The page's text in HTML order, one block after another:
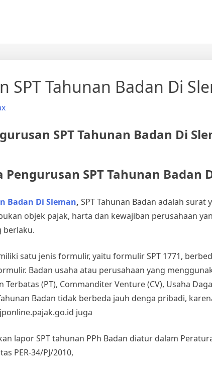
SPT Tahunan Badan Di
Pengurusan SPT Tahunan Badan
Badan Di Sleman, SPT Tahunan Badan adalah
objek pajak, harta dan kewajiban perusahaan
berlaku.
satu jenis formulir, yaitu formulir SPT 1771,
Badan usaha atau perusahaan yang
Terbatas (PT), Commanditer Venture (CV), Usaha
Badan tidak berbeda jauh denga pribadi,
juga
lapor SPT tahunan PPh Badan diatur dalam
PER-34/PJ/2010,